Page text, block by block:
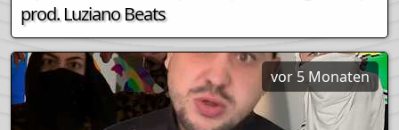
prod. Luziano Beats
vor 5 Monaten